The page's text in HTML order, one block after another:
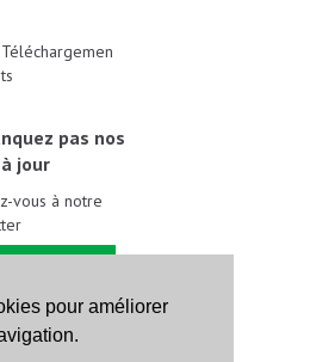
pour améliorer
Téléchargemen
ts
pas nos
jour
vous à notre
sur les